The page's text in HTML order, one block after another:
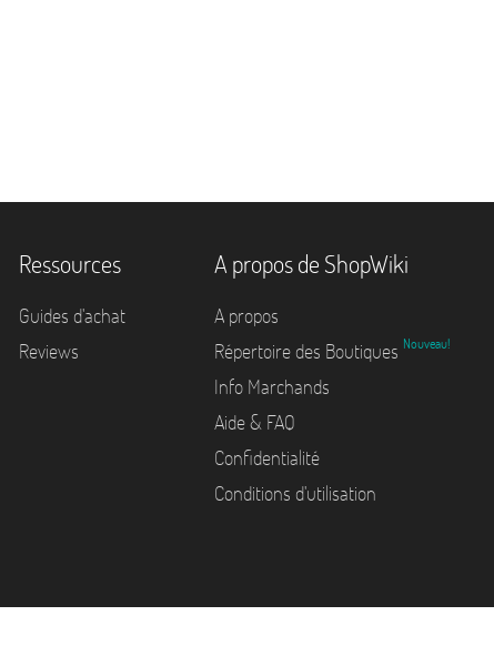
Ressources
Guides d'achat
Reviews
A propos de ShopWiki
A propos
Répertoire des Boutiques Nouveau!
Info Marchands
Aide & FAQ
Confidentialité
Conditions d'utilisation